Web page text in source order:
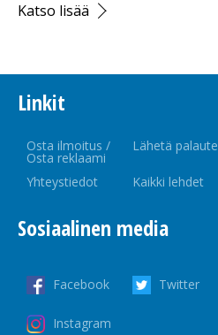
Katso lisää
Linkit
Osta ilmoitus /
Osta reklaami
Lähetä palaute
Yhteystiedot Kaikki lehdet
Sosiaalinen media
Facebook Twitter
Instagram